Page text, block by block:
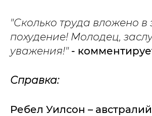
"Сколько труда вложено в
похудение! Молодец,
уважения!"-
Справка:
Ребел Уилсон –